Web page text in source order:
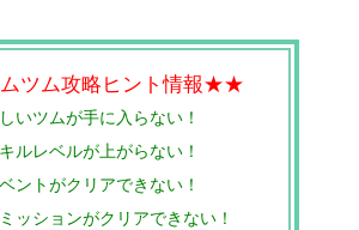
ツム攻略ヒント情報★★
いツムが手に入らない！
ルレベルが上がらない！
ントがクリアできない！
ッションがクリアできない！